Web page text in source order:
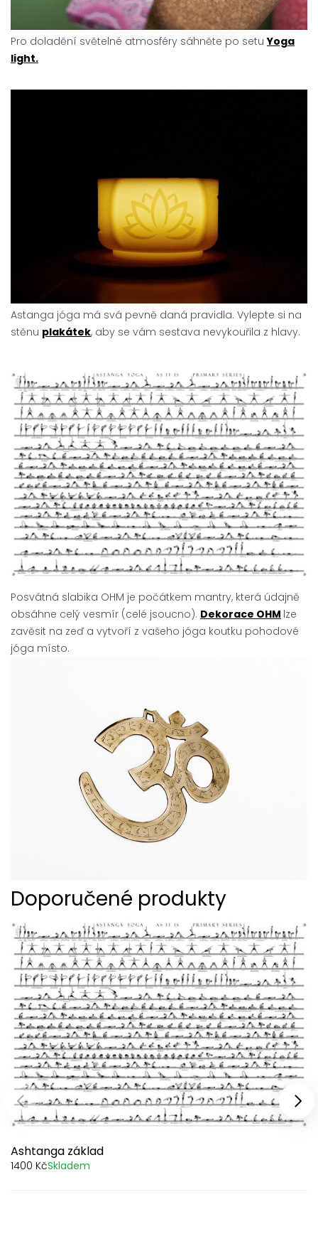
Pro doladění světelné atmosféry sáhněte po setuYoga
light.
Astanga jóga má svá pevně daná pravidla. Vylepte si na
stěnu plakátek, aby se vám sestava nevykouřila z hlavy.
Posvátná slabika OHM je počátkem mantry, která údajně
obsáhne celý vesmír (celé jsoucno). Dekorace OHM lze
zavěsit na zeď a vytvoří z vašeho jóga koutku pohodové
jóga místo.
Doporučené produkty
Ashtanga základ
1400 KčSkladem
Předchozí produkty